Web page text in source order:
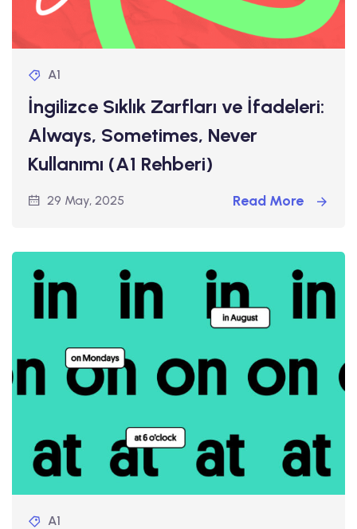
A1
İngilizce Sıklık Zarfları ve İfadeleri:
Always, Sometimes, Never
Kullanımı (A1 Rehberi)
29 May, 2025 Read More
A1